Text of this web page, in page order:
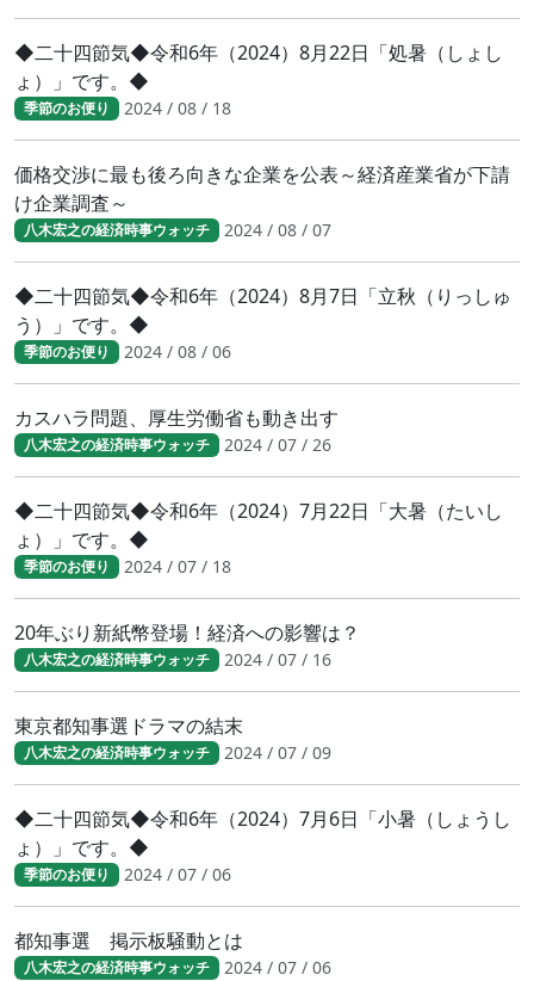
◆二十四節気◆令和6年（2024）8月22日「処暑（しょし
ょ）」です。◆
季節のお便り 2024 / 08 / 18
価格交渉に最も後ろ向きな企業を公表～経済産業省が下請
け企業調査～
八木宏之の経済時事ウォッチ 2024 / 08 / 07
◆二十四節気◆令和6年（2024）8月7日「立秋（りっしゅ
う）」です。◆
季節のお便り 2024 / 08 / 06
カスハラ問題、厚生労働省も動き出す
八木宏之の経済時事ウォッチ 2024 / 07 / 26
◆二十四節気◆令和6年（2024）7月22日「大暑（たいし
ょ）」です。◆
季節のお便り 2024 / 07 / 18
20年ぶり新紙幣登場！経済への影響は？
八木宏之の経済時事ウォッチ 2024 / 07 / 16
東京都知事選ドラマの結末
八木宏之の経済時事ウォッチ 2024 / 07 / 09
◆二十四節気◆令和6年（2024）7月6日「小暑（しょうし
ょ）」です。◆
季節のお便り 2024 / 07 / 06
都知事選 掲示板騒動とは
八木宏之の経済時事ウォッチ 2024 / 07 / 06